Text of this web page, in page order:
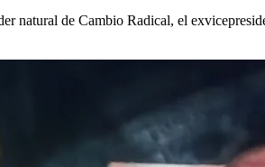
natural de Cambio Radical, el